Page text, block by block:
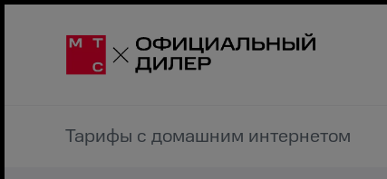
Тарифы с домашним интернетом